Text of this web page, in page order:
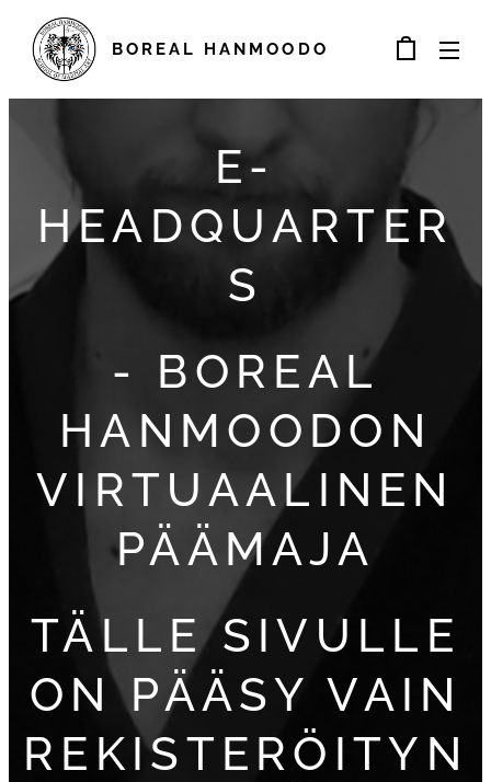
BOREAL HANMOODO
E-
HEADQUARTER
S
- BOREAL
HANMOODON
VIRTUAALINEN
PÄÄMAJA
TÄLLE SIVULLE
ON PÄÄSY VAIN
REKISTERÖITYN